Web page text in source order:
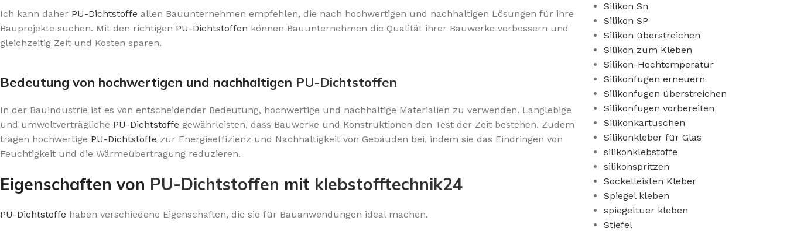
Ich kann daher PU-Dichtstoffe allen Bauunternehmen empfehlen, die nach hochwertigen und nachhaltigen Lösungen für ihre
Bauprojekte suchen. Mit den richtigen PU-Dichtstoffen können Bauunternehmen die Qualität ihrer Bauwerke verbessern und
gleichzeitig Zeit und Kosten sparen.
Bedeutung von hochwertigen und nachhaltigen PU-Dichtstoffen
In der Bauindustrie ist es von entscheidender Bedeutung, hochwertige und nachhaltige Materialien zu verwenden. Langlebige
und umweltverträgliche PU-Dichtstoffe gewährleisten, dass Bauwerke und Konstruktionen den Test der Zeit bestehen. Zudem
tragen hochwertige PU-Dichtstoffe zur Energieeffizienz und Nachhaltigkeit von Gebäuden bei, indem sie das Eindringen von
Feuchtigkeit und die Wärmeübertragung reduzieren.
Eigenschaften von PU-Dichtstoffen mit klebstofftechnik24
PU-Dichtstoffe haben verschiedene Eigenschaften, die sie für Bauanwendungen ideal machen.
Silikon Sn
Silikon SP
Silikon überstreichen
Silikon zum Kleben
Silikon-Hochtemperatur
Silikonfugen erneuern
Silikonfugen überstreichen
Silikonfugen vorbereiten
Silikonkartuschen
Silikonkleber für Glas
silikonklebstoffe
silikonspritzen
Sockelleisten Kleber
Spiegel kleben
spiegeltuer kleben
Stiefel